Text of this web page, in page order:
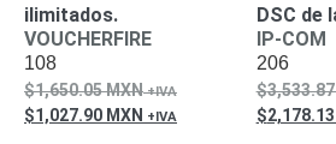
Turret
Motorizado
PinholePTZVideograbadoras
Analógicas
ilimitados.
VOUCHERFIRE
108
1,650.05MXN
1,027.90 MXN
DSC de
IP-COM
206
2,178.13